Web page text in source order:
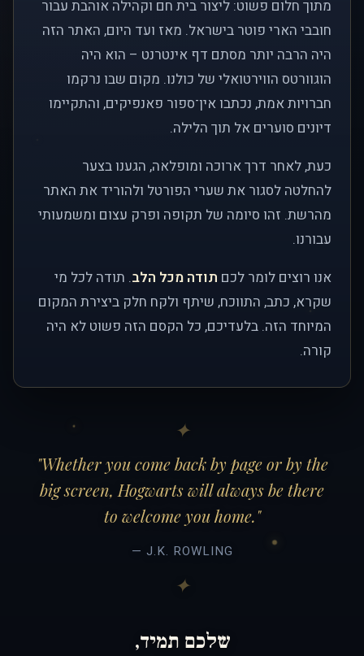
מתוך חלום פשוט: ליצור בית חם וקהילה אוהבת עבור
חובבי הארי פוטר בישראל. מאז ועד היום, האתר הזה
היה הרבה יותר מסתם דף אינטרנט – הוא היה
הוגוורטס הווירטואלי של כולנו. מקום שבו נרקמו
חברויות אמת, נכתבו אין־ספור פאנפיקים, והתקיימו
דיונים סוערים אל תוך הלילה.
כעת, לאחר דרך ארוכה ומופלאה, הגענו בצער
להחלטה לסגור את שערי הפורטל ולהוריד את האתר
מהרשת. זהו סיומה של תקופה ופרק עצום ומשמעותי
עבורנו.
אנו רוצים לומר לכם תודה מכל הלב. תודה לכל מי
שקרא, כתב, התווכח, שיתף ולקח חלק ביצירת המקום
המיוחד הזה. בלעדיכם, כל הקסם הזה פשוט לא היה
קורה.
"Whether you come back by page or by the
big screen, Hogwarts will always be there
to welcome you home."
— J.K. ROWLING
שלכם תמיד,